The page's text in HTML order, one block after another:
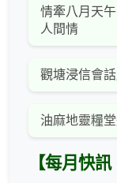
情牽八月天
人間情
觀塘浸信會
油麻地靈糧
【每月快訊